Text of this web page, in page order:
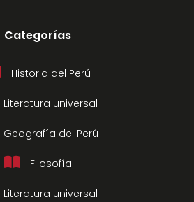
Categorías
Historia del Perú
Literatura universal
Geografía del Perú
Filosofía
Literatura universal